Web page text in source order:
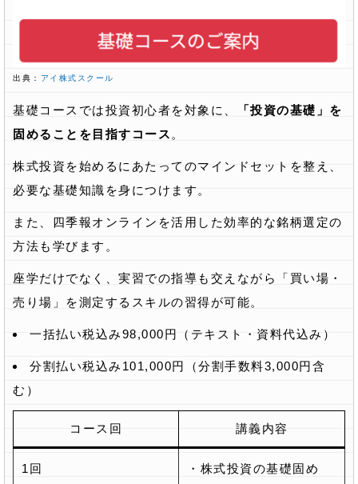
出典： アイ株式スクール
基礎コースでは投資初心者を対象に、
「投資の基礎」を
固めることを目指すコース 。
株式投資を始めるにあたってのマインドセットを整え、
必要な基礎知識を身につけます。
また、四季報オンラインを活用した効率的な銘柄選定の
方法も学びます。
座学だけでなく、実習での指導も交えながら「買い場・
売り場」を測定するスキルの習得が可能。
一括払い税込み98,000円（テキスト・資料代込み）
分割払い税込み101,000円（分割手数料3,000円含
む）
コース回 講義内容
1回
・株式投資の基礎固め